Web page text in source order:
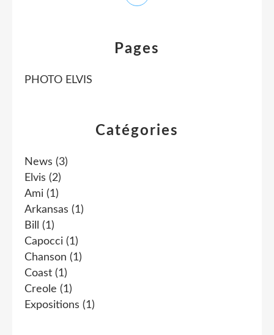
Catégories
News (3)
Elvis (2)
Ami (1)
Arkansas (1)
Bill
(1)
Capocci (1)
Chanson (1)
Coast (1)
Creole (1)
Expositions (1)
Pages
PHOTO ELVIS